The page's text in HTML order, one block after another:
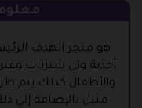
هو متجر الهدف
أحذية وتي شيرتات
والأطفال كذلك يتم
مثيل بالإضافة إلي